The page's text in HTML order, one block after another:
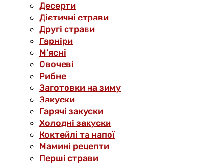
Десерти
Дієтичні страви
Другі страви
Гарніри
М’ясні
Овочеві
Рибне
Заготовки на зиму
Закуски
Гарячі закуски
Холодні закуски
Коктейлі та напої
Мамині рецепти
Перші страви